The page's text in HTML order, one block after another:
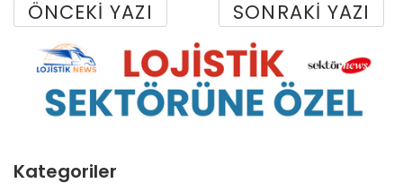
ÖNCEKI YAZI SONRAKI YAZI
Kategoriler